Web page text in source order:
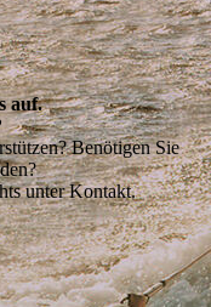
auf.
Benötigen Sie
unter Kontakt.